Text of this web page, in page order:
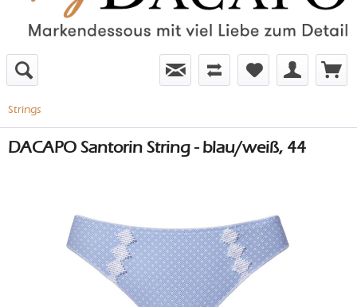
Strings
DACAPO Santorin String - blau/weiß, 44